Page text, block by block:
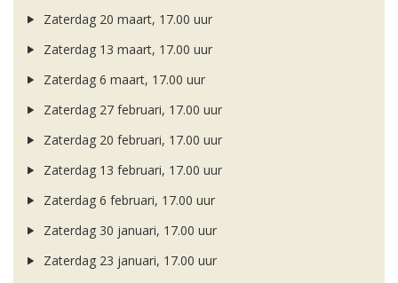
Zaterdag 20 maart, 17.00 uur
Zaterdag 13 maart, 17.00 uur
Zaterdag 6 maart, 17.00 uur
Zaterdag 27 februari, 17.00 uur
Zaterdag 20 februari, 17.00 uur
Zaterdag 13 februari, 17.00 uur
Zaterdag 6 februari, 17.00 uur
Zaterdag 30 januari, 17.00 uur
Zaterdag 23 januari, 17.00 uur